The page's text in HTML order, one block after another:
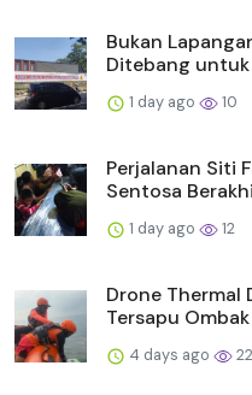
Bukan
Ditebang untuk
1 day ago 10
Perjalanan Siti
Sentosa
1 day ago 12
Drone Thermal
Tersapu
4 days ago 22